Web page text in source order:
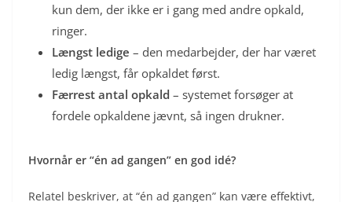
kun dem, der ikke er i gang med andre opkald,
ringer.
Længst ledige – den medarbejder, der har været
ledig længst, får opkaldet først.
Færrest antal opkald – systemet forsøger at
fordele opkaldene jævnt, så ingen drukner.
Hvornår er “én ad gangen” en god idé?
Relatel beskriver, at “én ad gangen” kan være effektivt,